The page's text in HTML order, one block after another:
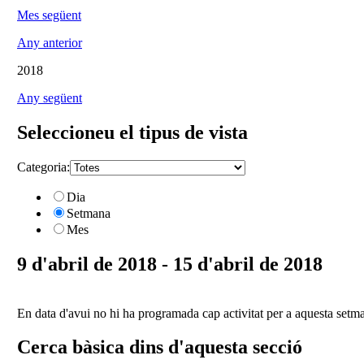
Mes següent
Any anterior
2018
Any següent
Seleccioneu el tipus de vista
Categoria:
Dia
Setmana
Mes
9 d'abril de 2018 - 15 d'abril de 2018
En data d'avui no hi ha programada cap activitat per a aquesta
Cerca bàsica dins d'aquesta secció